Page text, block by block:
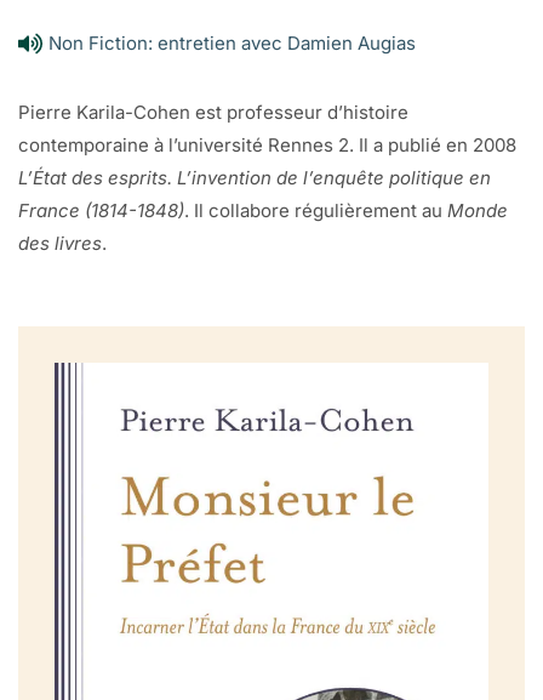
Non Fiction: entretien avec Damien Augias
Pierre Karila-Cohen est professeur d’histoire
contemporaine à l’université Rennes 2. Il a publié en 2008
L’État des esprits. L’invention de l’enquête politique en
France (1814-1848). Il collabore régulièrement au Monde
des livres.